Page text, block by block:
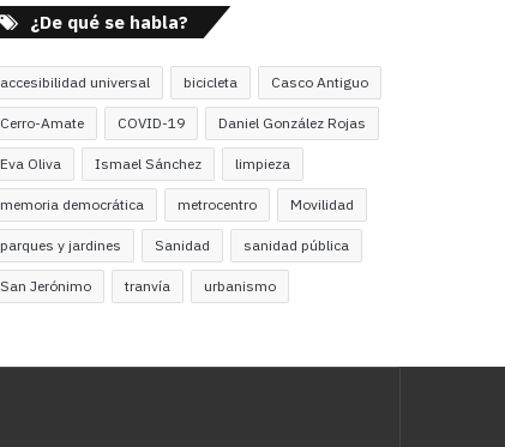
¿De qué se habla?
accesibilidad universal bicicleta Casco Antiguo
Cerro-Amate COVID-19 Daniel González Rojas
Eva Oliva Ismael Sánchez limpieza
memoria democrática metrocentro Movilidad
parques y jardines Sanidad sanidad pública
San Jerónimo tranvía urbanismo